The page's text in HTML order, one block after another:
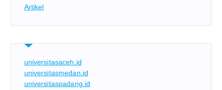
Artikel
universitasaceh.id
universitasmedan.id
universitaspadang.id